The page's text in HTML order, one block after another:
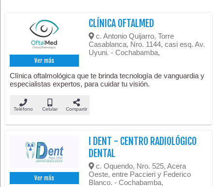
Ver más
CLÍNICA OFTALMED
c. Antonio Quijarro, Torre
Casablanca, Nro. 1144, casi esq. Av.
Uyuni. - Cochabamba,
Clínica oftalmológica que te brinda tecnología de vanguardia y
especialistas expertos, para cuidar tu visión.
Teléfono Celular Compartir
Ver más
I DENT - CENTRO RADIOLÓGICO
DENTAL
c. Oquendo, Nro. 525, Acera
Oeste, entre Paccieri y Federico
Blanco. - Cochabamba,